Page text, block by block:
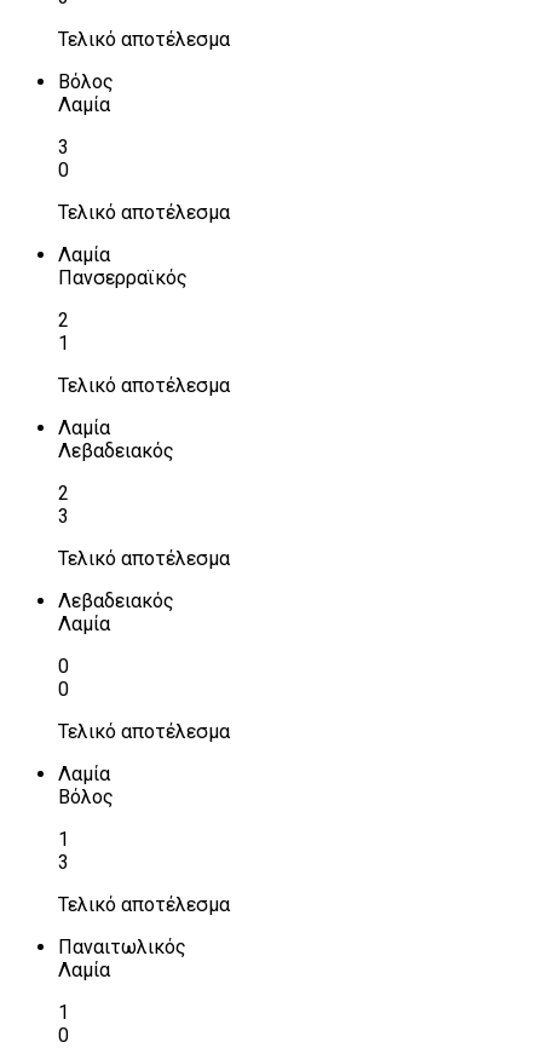
Τελικό αποτέλεσμα
Βόλος
Λαμία
3
0
Τελικό αποτέλεσμα
Λαμία
Πανσερραϊκός
2
1
Τελικό αποτέλεσμα
Λαμία
Λεβαδειακός
2
3
Τελικό αποτέλεσμα
Λεβαδειακός
Λαμία
0
0
Τελικό αποτέλεσμα
Λαμία
Βόλος
1
3
Τελικό αποτέλεσμα
Παναιτωλικός
Λαμία
1
0